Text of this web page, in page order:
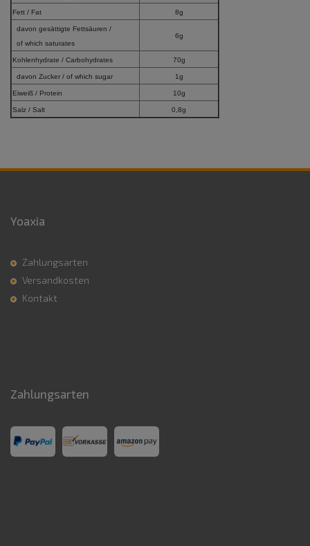
Fett / Fat 8g
davon gesättigte Fettsäuren /
of which saturates
6g
Kohlenhydrate / Carbohydrates 70g
davon Zucker / of which sugar 1g
Eiweiß / Protein 10g
Salz / Salt 0,8g
Yoaxia
Zahlungsarten
Versandkosten
Kontakt
Zahlungsarten